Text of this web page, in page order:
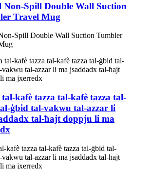
Non-Spill Double Wall Suction
Travel Mug
Spill Double Wall Suction Tumbler
tal-kafè tazza tal-kafè tazza tal-
ġbid tal-vakwu tal-azzar li
tal-ħajt doppju li ma
kafè tazza tal-kafè tazza tal-ġbid tal-
vakwu tal-azzar li ma jsaddadx tal-ħajt
ma jxerredx